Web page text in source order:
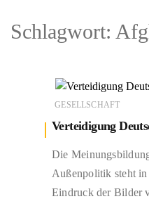
Schlagwort:
GESELLSCHAFT
Verteidigung
Die
Außenpolitik steht in
Eindruck der Bilder